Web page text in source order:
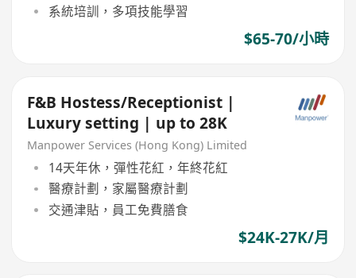
系統培訓，多項技能學習
$65-70/小時
F&B Hostess/Receptionist |
Luxury setting | up to 28K
Manpower Services (Hong Kong) Limited
14天年休，彈性花紅，年終花紅
醫療計劃，家屬醫療計劃
交通津貼，員工免費膳食
$24K-27K/月